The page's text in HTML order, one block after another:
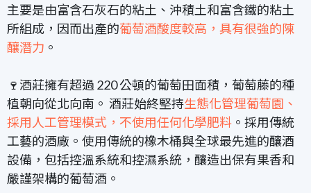
主要是由富含石灰石的粘土、沖積土和富含鐵的粘土
所組成，因而出產的葡萄酒酸度較高，具有很強的陳
釀潛力 。
🍷酒莊擁有超過 220 公頓的葡萄田面積，葡萄藤的種
植朝向從北向南。 酒莊始終堅持生態化管理葡萄園、
採用人工管理模式，不使用任何化學肥料 。採用傳統
工藝的酒廠。使用傳統的橡木桶與全球最先進的釀酒
設備，包括控溫系統和控濕系統，釀造出保有果香和
嚴謹架構的葡萄酒。